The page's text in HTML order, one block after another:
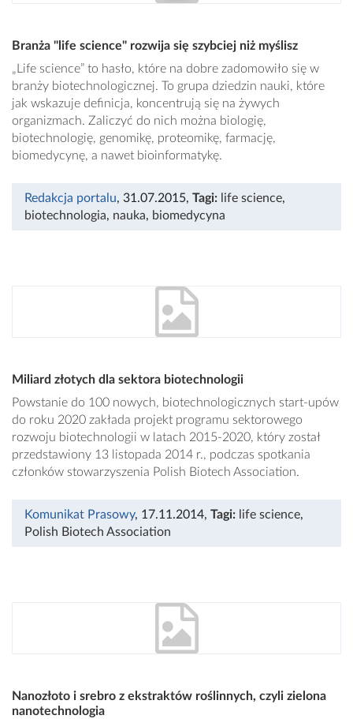
Branża "life science" rozwija się szybciej niż myślisz
„Life science” to hasło, które na dobre zadomowiło się w
branży biotechnologicznej. To grupa dziedzin nauki, które
jak wskazuje definicja, koncentrują się na żywych
organizmach. Zaliczyć do nich można biologię,
biotechnologię, genomikę, proteomikę, farmację,
biomedycynę, a nawet bioinformatykę.
Redakcja portalu, 31.07.2015, Tagi: life science,
biotechnologia, nauka, biomedycyna
Miliard złotych dla sektora biotechnologii
Powstanie do 100 nowych, biotechnologicznych start-upów
do roku 2020 zakłada projekt programu sektorowego
rozwoju biotechnologii w latach 2015-2020, który został
przedstawiony 13 listopada 2014 r., podczas spotkania
członków stowarzyszenia Polish Biotech Association.
Komunikat Prasowy, 17.11.2014, Tagi: life science,
Polish Biotech Association
Nanozłoto i srebro z ekstraktów roślinnych, czyli zielona
nanotechnologia